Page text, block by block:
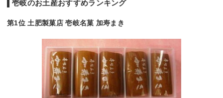
壱岐のお土産おすすめランキング
第1位 土肥製菓店 壱岐名菓 加寿まき